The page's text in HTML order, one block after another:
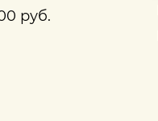
руб.